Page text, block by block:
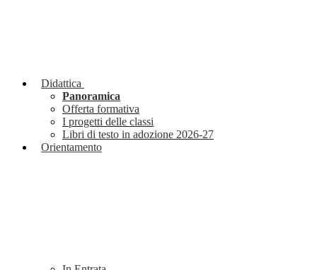
Didattica
Panoramica
Offerta formativa
I progetti delle classi
Libri di testo in adozione 2026-27
Orientamento